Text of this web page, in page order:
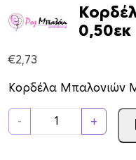
0,50εκ
€2,73
Κορδέλα Μπαλονιών
-
ο
+